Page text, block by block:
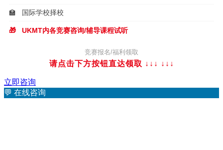
🏫 国际学校择校
🎁 UKMT内各竞赛咨询/辅导课程试听
竞赛报名/福利领取
请点击下方按钮直达领取 ↓↓↓ ↓↓↓
立即咨询
💬 在线咨询